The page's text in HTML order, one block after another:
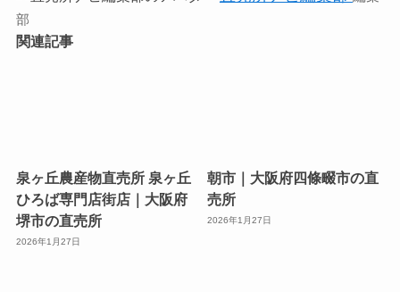
部
関連記事
泉ヶ丘農産物直売所 泉ヶ丘
ひろば専門店街店｜大阪府
堺市の直売所
2026年1月27日
朝市｜大阪府四條畷市の直
売所
2026年1月27日